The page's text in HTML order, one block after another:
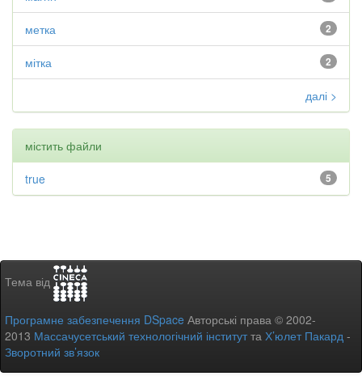
2
метка
2
мітка
далі >
містить файли
5
true
Тема від
Програмне забезпечення DSpace Авторські права © 2002-
2013 Массачусетський технологічний інститутта Х’юлет Пакард -
Зворотний зв’язок